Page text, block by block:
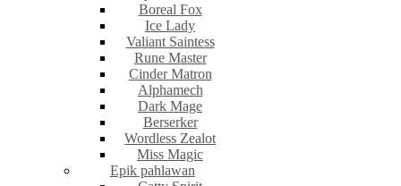
Boreal Fox
Ice Lady
Valiant Saintess
Rune Master
Cinder Matron
Alphamech
Dark Mage
Berserker
Wordless Zealot
Miss Magic
Epik pahlawan